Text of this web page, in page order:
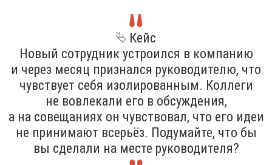
⮱ Кейс
Новый сотрудник устроился в компанию
и через месяц признался руководителю, что
чувствует себя изолированным. Коллеги
не вовлекали его в обсуждения,
а на совещаниях он чувствовал, что его идеи
не принимают всерьёз. Подумайте, что бы
вы сделали на месте руководителя?